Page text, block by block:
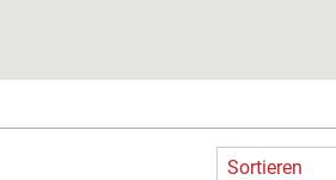
Sortieren